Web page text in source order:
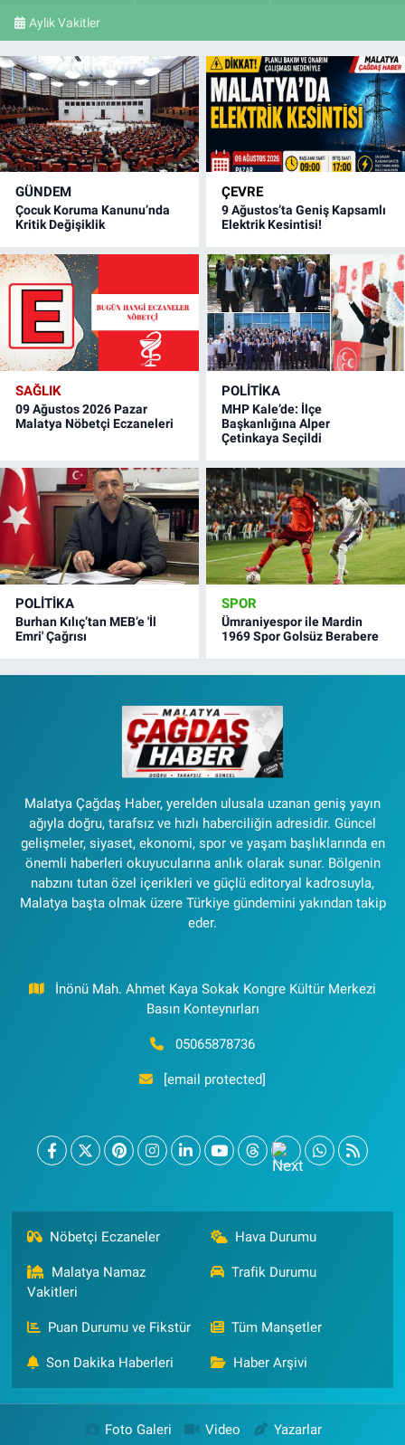
Aylık Vakitler
GÜNDEM
Çocuk Koruma Kanunu’nda
Kritik Değişiklik
ÇEVRE
9 Ağustos’ta Geniş Kapsamlı
Elektrik Kesintisi!
SAĞLIK
09 Ağustos 2026 Pazar
Malatya Nöbetçi Eczaneleri
POLITIKA
MHP Kale’de: İlçe
Başkanlığına Alper
Çetinkaya Seçildi
POLITIKA
Burhan Kılıç’tan MEB’e 'İl
Emri' Çağrısı
SPOR
Ümraniyespor ile Mardin
1969 Spor Golsüz Berabere
Malatya Çağdaş Haber, yerelden ulusala uzanan geniş yayın
ağıyla doğru, tarafsız ve hızlı haberciliğin adresidir. Güncel
gelişmeler, siyaset, ekonomi, spor ve yaşam başlıklarında en
önemli haberleri okuyucularına anlık olarak sunar. Bölgenin
nabzını tutan özel içerikleri ve güçlü editoryal kadrosuyla,
Malatya başta olmak üzere Türkiye gündemini yakından takip
eder.
İnönü Mah. Ahmet Kaya Sokak Kongre Kültür Merkezi
Basın Konteynırları
05065878736
[email protected]
Nöbetçi Eczaneler Hava Durumu
Malatya Namaz
Vakitleri
Trafik Durumu
Puan Durumu ve Fikstür Tüm Manşetler
Son Dakika Haberleri Haber Arşivi
Foto Galeri Video Yazarlar